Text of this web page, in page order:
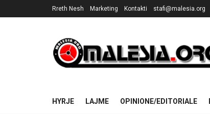
Rreth Nesh Marketing Kontakti stafi@malesia.org
HYRJE LAJME OPINIONE/EDITORIALE